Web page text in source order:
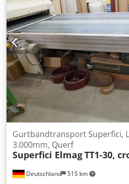
Ajupxlbjmysrf Maschinengewicht
ca. 0,75 x 1,05 x 1,2 m Bohr- und
Leistungsstarker 2-Gang-Motor.
Aufnahme MC 3 - B16.
Rechts-Schalter. Spindelschutz.
Ausstoßkeil. Gewindestange für
Zugehörige Tools.
Deutschland 515 km
Gurtbandtransport Superfici,
3.000mm, Querf
Superfici ElmagTT1-30,